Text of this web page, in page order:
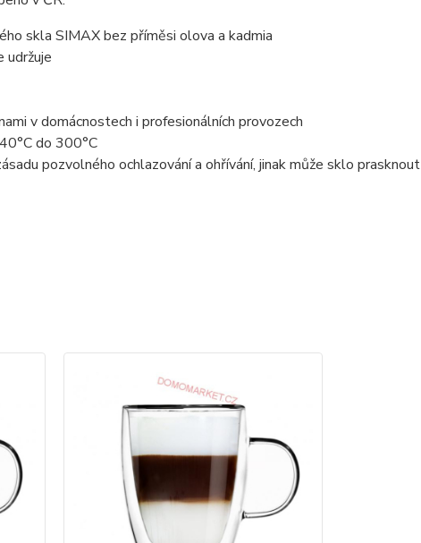
skla SIMAX bez příměsi olova a kadmia
udržuje
v domácnostech i profesionálních provozech
do 300°C
pozvolného ochlazování a ohřívání, jinak může sklo prasknout